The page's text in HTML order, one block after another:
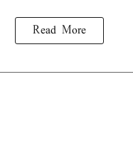
Read More